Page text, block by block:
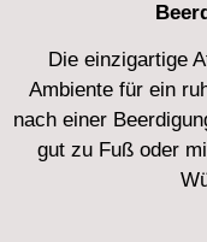
Die einzigartige
Ambiente für ein
nach einer
gut zu Fuß oder